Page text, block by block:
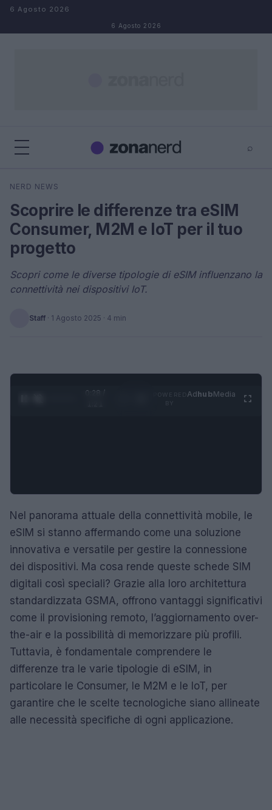
Salta al contenuto
6 Agosto 2026
6 Agosto 2026
⌕
Cerca
NERD NEWS
Scoprire le differenze tra eSIM
Consumer, M2M e IoT per il tuo
progetto
Scopri come le diverse tipologie di eSIM influenzano la
connettività nei dispositivi IoT.
Staff · 1 Agosto 2025 · 4 min
0:28 /
AdhubMedia
Nel panorama attuale della connettività mobile, le
eSIM si stanno affermando come una soluzione
innovativa e versatile per gestire la connessione
dei dispositivi. Ma cosa rende queste schede SIM
digitali così speciali? Grazie alla loro architettura
standardizzata GSMA, offrono vantaggi significativi
come il provisioning remoto, l’aggiornamento over-
the-air e la possibilità di memorizzare più profili.
Tuttavia, è fondamentale comprendere le
differenze tra le varie tipologie di eSIM, in
particolare le Consumer, le M2M e le IoT, per
garantire che le scelte tecnologiche siano allineate
alle necessità specifiche di ogni applicazione.